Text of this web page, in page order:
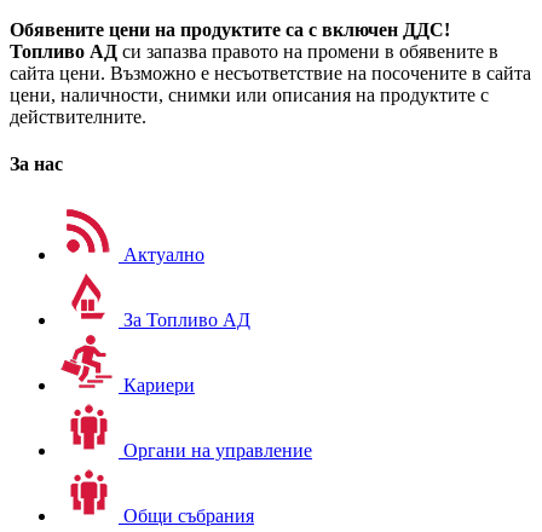
Обявените цени на продуктите са с включен ДДС!
Топливо АД си запазва правото на промени в обявените в
сайта цени. Възможно е несъответствие на посочените в сайта
цени, наличности, снимки или описания на продуктите с
действителните.
За нас
Актуално
За Топливо АД
Кариери
Органи на управление
Общи събрания